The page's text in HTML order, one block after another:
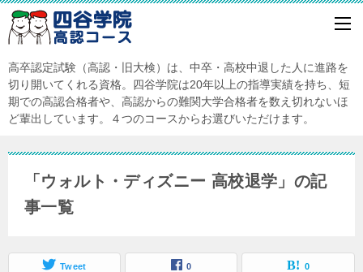
高卒認定試験（高認・旧大検）は、中卒・高校中退した人に進路を
切り開いてくれる資格。四谷学院は20年以上の指導実績を持ち、短
期での高認合格者や、高認からの難関大学合格者を数え切れないほ
ど輩出しています。４つのコースからお選びいただけます。
「ウォルト・ディズニー 高校退学」の記
事一覧
Tweet 0 0